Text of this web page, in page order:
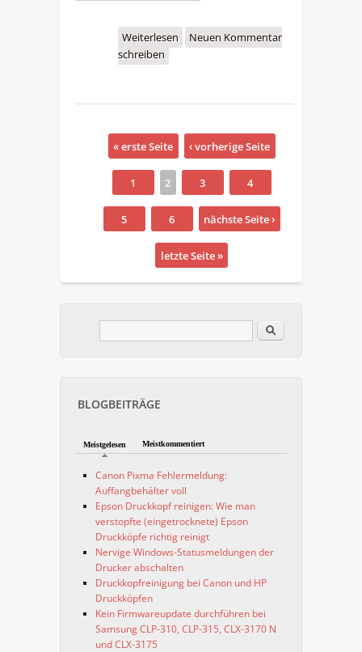
Weiterlesenüber HP Officejet Pro
Neuen Kommentar
schreiben
Seiten« erste Seite ‹ vorherige Seite
1 2 3 4
5 6 nächste Seite ›
letzte Seite »
Suchformular Im Blog suchen
BLOGBEITRÄGE
Meistgelesen Meistkommentiert
Canon Pixma Fehlermeldung:
Auffangbehälter voll
Epson Druckkopf reinigen: Wie man
verstopfte (eingetrocknete) Epson
Druckköpfe richtig reinigt
Nervige Windows-Statusmeldungen der
Drucker abschalten
Druckkopfreinigung bei Canon und HP
Druckköpfen
Kein Firmwareupdate durchführen bei
Samsung CLP-310, CLP-315, CLX-3170 N
und CLX-3175